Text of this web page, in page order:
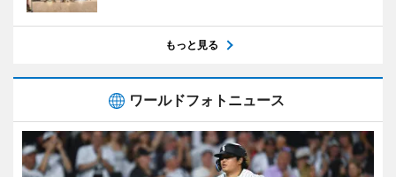
もっと見る
ワールドフォトニュース